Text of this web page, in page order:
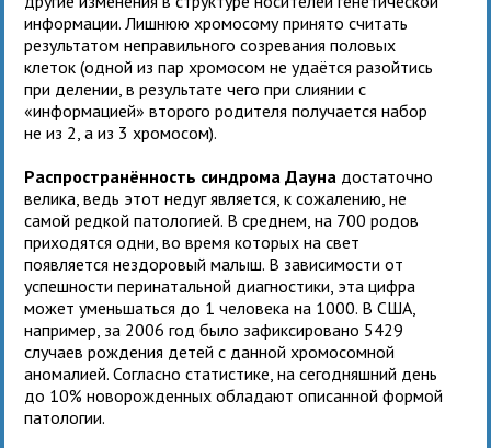
информации. Лишнюю хромосому принято считать
результатом неправильного созревания половых
клеток (одной из пар хромосом не удаётся разойтись
при делении, в результате чего при слиянии с
«информацией» второго родителя получается набор
не из 2, а из 3 хромосом).
Распространённость синдрома Дауна достаточно
велика, ведь этот недуг является, к сожалению, не
самой редкой патологией. В среднем, на 700 родов
приходятся одни, во время которых на свет
появляется нездоровый малыш. В зависимости от
успешности перинатальной диагностики, эта цифра
может уменьшаться до 1 человека на 1000. В США,
например, за 2006 год было зафиксировано 5429
случаев рождения детей с данной хромосомной
аномалией. Согласно статистике, на сегодняшний день
до 10% новорожденных обладают описанной формой
патологии.